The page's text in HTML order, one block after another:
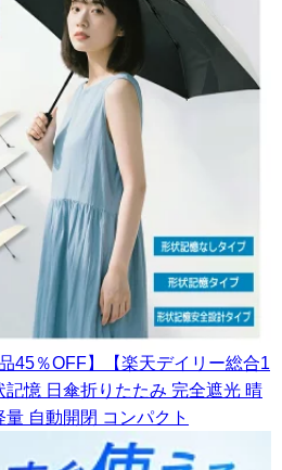
45％OFF】【楽天デイリー総合1
憶 日傘折りたたみ 完全遮光 晴
自動開閉 コンパクト